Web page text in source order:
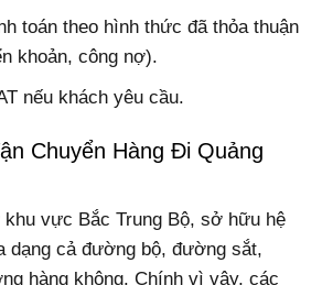
toán theo hình thức đã thỏa thuận
khoản, công nợ).
nếu khách yêu cầu.
Chuyển Hàng Đi Quảng
vực Bắc Trung Bộ, sở hữu hệ
dạng cả đường bộ, đường sắt,
hàng không. Chính vì vậy, các